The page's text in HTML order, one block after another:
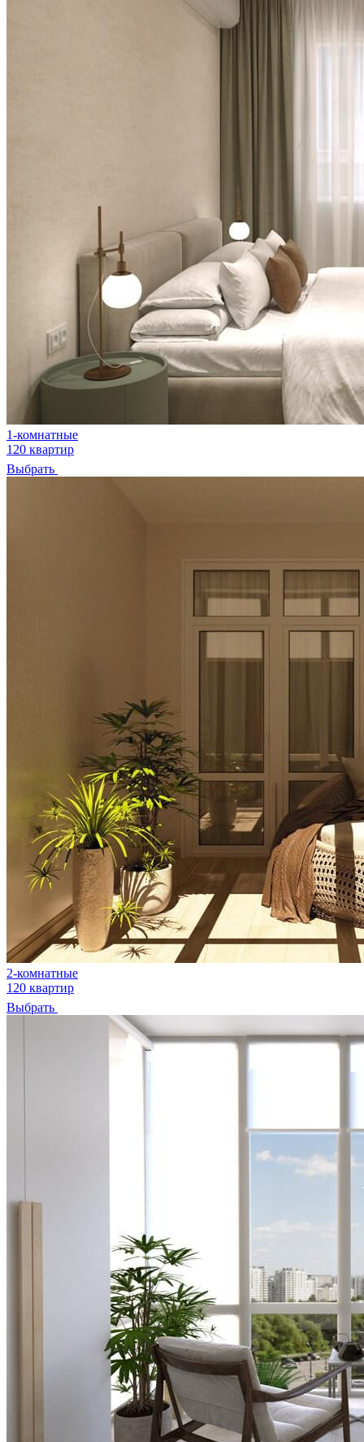
1-комнатные
120 квартир
Выбрать
2-комнатные
120 квартир
Выбрать